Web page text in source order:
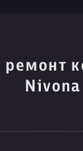
ремонт
Nivona